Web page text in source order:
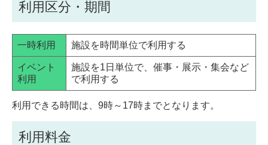
利用区分・期間
一時利用 施設を時間単位で利用する
イベント
利用
施設を1日単位で、催事・展示・集会など
で利用する
利用できる時間は、9時～17時までとなります。
利用料金